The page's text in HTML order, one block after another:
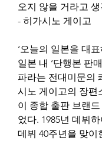
오지 않을 거라고
- 히가시노 게이고
‘오늘의 일본을 대
일본 내 ‘단행본 판
파라는 전대미문의
시노 게이고의 장편
이 종합 출판 브랜
었다. 1985년 데뷔
데뷔 40주년을 맞이